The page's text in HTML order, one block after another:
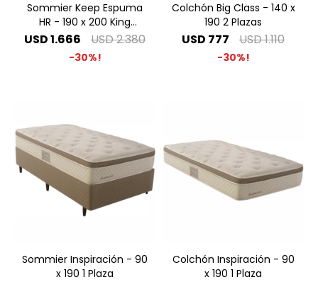
Sommier Keep Espuma
HR - 190 x 200 King
Especial
USD1.666 USD2.380
30
Colchón Big Class - 140 x
190 2 Plazas
USD 777 USD1.110
30
Sommier Inspiración - 90
x 190 1 Plaza
Colchón Inspiración - 90
x 190 1 Plaza